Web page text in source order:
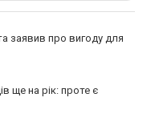
заявив про вигоду для
ще на рік: проте є